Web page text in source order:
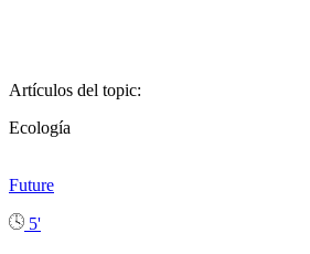
Artículos del topic:
Ecología
Future
5'